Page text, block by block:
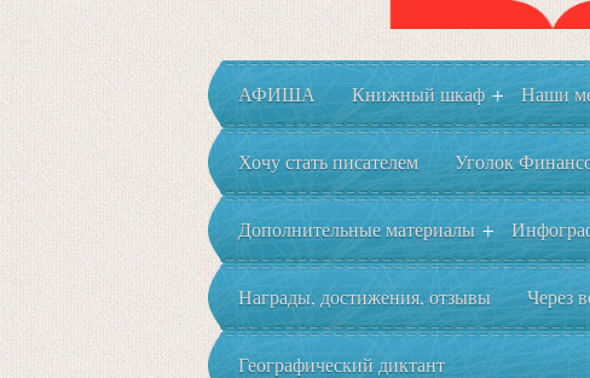
АФИША Книжный шкаф + Наши
Хочу стать писателем Уголок
Дополнительные материалы +
Награды, достижения, отзывы Через
Географический диктант